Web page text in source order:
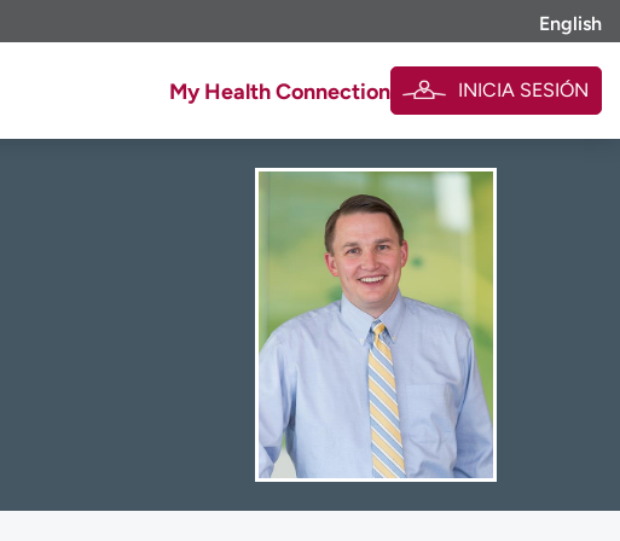
English
My Health Connection INICIA SESIÓN